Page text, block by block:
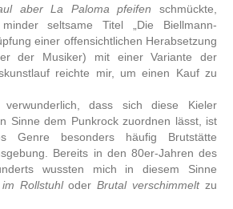
aber La Paloma pfeifen schmückte,
seltsame Titel „Die Biellmann-
einer offensichtlichen Herabsetzung
der Musiker) mit einer Variante der
reichte mir, um einen Kauf zu
dass sich diese Kieler
Sinne dem Punkrock zuordnen lässt, ist
Genre besonders häufig Brutstätte
Bereits in den 80er-Jahren des
wussten mich in diesem Sinne
RollstuhloderBrutal verschimmeltzu